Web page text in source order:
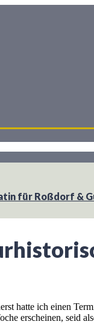
­­für Roßdorf &
hatte ich einen
erscheinen, seid